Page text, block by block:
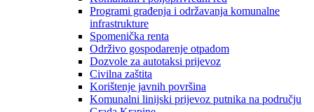
Programi građenja i održavanja komunalne
infrastrukture
Spomenička renta
Održivo gospodarenje otpadom
Dozvole za autotaksi prijevoz
Civilna zaštita
Korištenje javnih površina
Komunalni linijski prijevoz putnika na području